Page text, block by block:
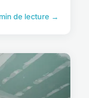
de lecture →